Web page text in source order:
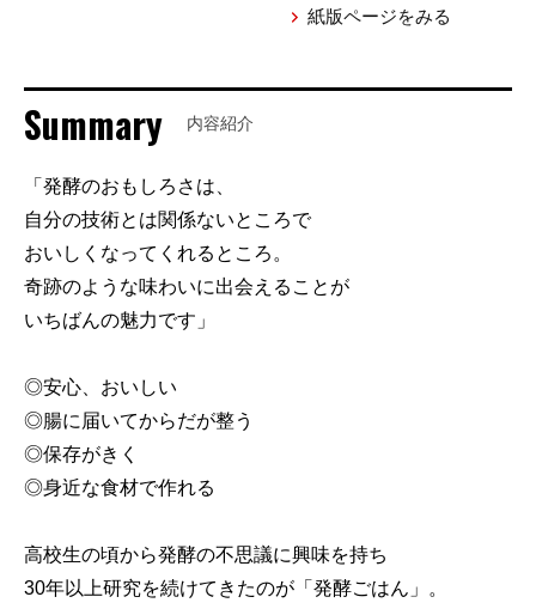
紙版ページをみる
Summary 内容紹介
「発酵のおもしろさは、
自分の技術とは関係ないところで
おいしくなってくれるところ。
奇跡のような味わいに出会えることが
いちばんの魅力です」
◎安心、おいしい
◎腸に届いてからだが整う
◎保存がきく
◎身近な食材で作れる
高校生の頃から発酵の不思議に興味を持ち
30年以上研究を続けてきたのが「発酵ごはん」。